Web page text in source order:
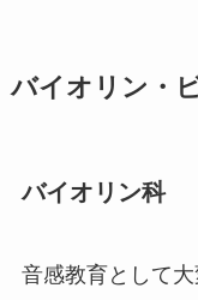
バイオリン・
バイオリン科
音感教育として